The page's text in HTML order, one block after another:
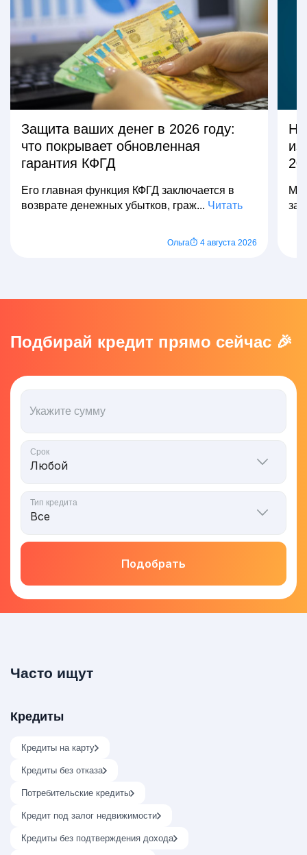
Защита ваших денег в 2026 году:
что покрывает обновленная
гарантия КФГД
Его главная функция КФГД заключается в
возврате денежных убытков, граж... Читать
Ольга⏱ 4 августа 2026
Подбирай кредит прямо сейчас 🎉
Укажите сумму
Срок
Тип кредита
Подобрать
Часто ищут
Кредиты
Кредиты на карту
Кредиты без отказа
Потребительские кредиты
Кредит под залог недвижимости
Кредиты без подтверждения дохода